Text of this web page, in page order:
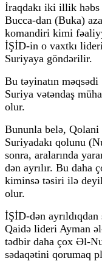
İraqdakı iki illik
Bucca-dan (Buka)
komandiri kimi
İŞİD-in o vaxtkı
Suriyaya göndərilir.
Bu təyinatın
Suriya vətəndaş
olur.
Bununla belə,
Suriyadakı qolunu
sonra, aralarında
dən ayrılır. Bu daha
kiminsə təsiri ilə
olur.
İŞİD-dən
Qaidə lideri Ayman
tədbir daha çox Əl-
sədaqətini qorumaq